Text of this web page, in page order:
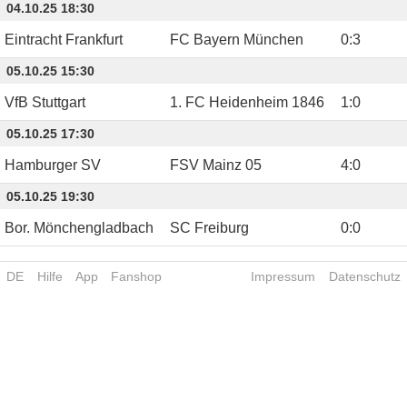
04.10.25 18:30
Eintracht Frankfurt FC Bayern München 0:3
05.10.25 15:30
VfB Stuttgart 1. FC Heidenheim 1846 1:0
05.10.25 17:30
Hamburger SV FSV Mainz 05 4:0
05.10.25 19:30
Bor. Mönchengladbach SC Freiburg 0:0
DE Hilfe App Fanshop Impressum Datenschutz